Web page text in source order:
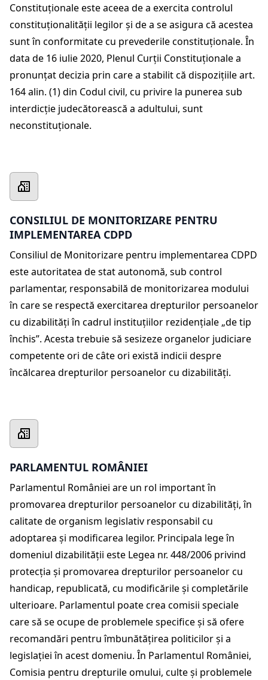
Constituționale este aceea de a exercita controlul
constituționalității legilor și de a se asigura că acestea
sunt în conformitate cu prevederile constituționale. În
data de 16 iulie 2020, Plenul Curții Constituționale a
pronunțat decizia prin care a stabilit că dispozițiile art.
164 alin. (1) din Codul civil, cu privire la punerea sub
interdicție judecătorească a adultului, sunt
neconstituționale.
CONSILIUL DE MONITORIZARE PENTRU
IMPLEMENTAREA CDPD
Consiliul de Monitorizare pentru implementarea CDPD
este autoritatea de stat autonomă, sub control
parlamentar, responsabilă de monitorizarea modului
în care se respectă exercitarea drepturilor persoanelor
cu dizabilități în cadrul instituțiilor rezidențiale „de tip
închis”. Acesta trebuie să sesizeze organelor judiciare
competente ori de câte ori există indicii despre
încălcarea drepturilor persoanelor cu dizabilități.
PARLAMENTUL ROMÂNIEI
Parlamentul României are un rol important în
promovarea drepturilor persoanelor cu dizabilități, în
calitate de organism legislativ responsabil cu
adoptarea și modificarea legilor. Principala lege în
domeniul dizabilității este Legea nr. 448/2006 privind
protecția și promovarea drepturilor persoanelor cu
handicap, republicată, cu modificările și completările
ulterioare. Parlamentul poate crea comisii speciale
care să se ocupe de problemele specifice și să ofere
recomandări pentru îmbunătățirea politicilor și a
legislației în acest domeniu. În Parlamentul României,
Comisia pentru drepturile omului, culte și problemele